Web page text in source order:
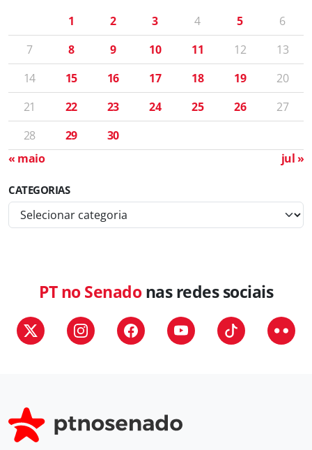
1 2 3 4 5
6
7
8 9 10 11 12
13
14
15 16 17 18 19
20
21
22 23 24 25 26
27
28
29
30
« maio
jul »
CATEGORIAS
a
PT no Senadonas redes sociais